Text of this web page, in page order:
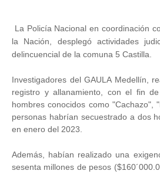
La Policía Nacional en coordinación
la Nación, desplegó actividades
delincuencial de la comuna 5 Castilla.
Investigadores del GAULA Medellín,
registro y allanamiento, con el fin
hombres conocidos como "Cachazo",
personas habrían secuestrado a dos
en enero del 2023.
Además, habían realizado una
sesenta millones de pesos